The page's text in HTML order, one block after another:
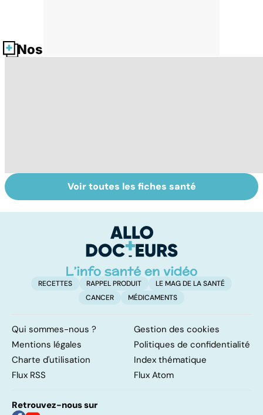
Nos fiches santé
La tuberculose
pulmonaire
Tout savoir sur
les infections
Voir toutes les fiches santé
RECETTES RAPPEL PRODUIT
LE MAG DE LA SANTÉ
CANCER
MÉDICAMENTS
Qui sommes-nous ?
Gestion des cookies
Mentions légales
Politiques de confidentialité
Charte d'utilisation
Index thématique
Flux RSS
Flux Atom
Retrouvez-nous sur